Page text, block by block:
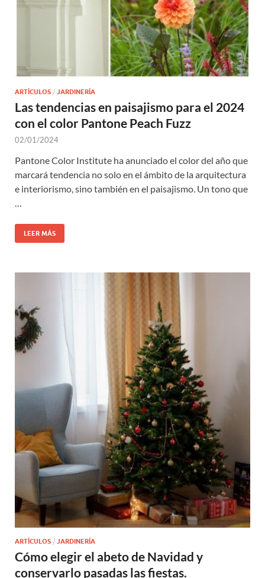
ARTÍCULOS / JARDINERÍA
Las tendencias en paisajismo para el 2024
con el color Pantone Peach Fuzz
02/01/2024
Pantone Color Institute ha anunciado el color del año que
marcará tendencia no solo en el ámbito de la arquitectura
e interiorismo, sino también en el paisajismo. Un tono que
LEER MÁS
ARTÍCULOS / JARDINERÍA
Cómo elegir el abeto de Navidad y
conservarlo pasadas las fiestas.